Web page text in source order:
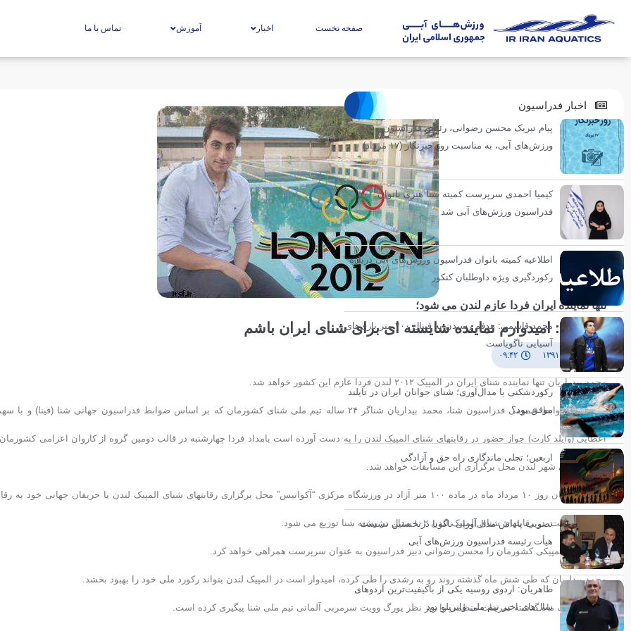
صفحه نخست اخبار آموزش تماس با ما
تنها نماینده ایران فردا عازم لندن می شود؛
بیداریان: امیدوارم نماینده شایسته ای برای شنای ایران باشم
۳ مرداد ۱۳۹۱ ۰۹:۴۲
محمد بیدراریان تنها نماینده شنای ایران در المپیک ٢۰١٢ لندن فردا عازم این کشور خواهد شد.
به گزارش روابط عمومی فدراسیون شنا، محمد بیداریان شناگر ٢۴ ساله تیم ملی شنای کشورمان که بر اساس ضوابط فدراسیون جهانی شنا (فینا) و با
اعطایی (وایلد کارت) جواز حضور در رقابتهای شنای المپیک لندن را به دست آورده است بامداد فردا چهارشنبه در قالب دومین گروه از کاروان اعزامی
المپیک راهی شهر لندن محل برگزاری این مسابقات خواهد شد.
محمد بیداریان روز ١۰ مرداد ماه در ماده ١۰۰ متر آزاد در ورزشگاه مرکزی “آکواتیس” محل برگزاری رقابتهای شنای المپیک لندن با حریفان جهانی خود به
خواهد پرداخت. در رقابتهای شنای المپیک لندن ١۰٢ مدال در رشته شنا توزیع می شود.
تنها شناگر المپیکی کشورمان را محسن رضوانی دبیر فدراسیون به عنوان سرپرست همراهی خواهد کرد.
محمد بیداریان که طی شش ماه گذشته روند رو به رشدی را طی کرده، امیدوار است در المپیک لندن بتواند رکورد ملی خود را بهبود بخشد.
وی ظرف یک ماه گذشته تمرینات منظمی را زیر نظر یورگ وویت سرمربی آلمانی تیم ملی شنا پیگیری کرده است.
اخبار فدراسیون
پیام تبریک محسن رضوانی، رئیس فدراسیون
ورزش‌های آبی، به مناسبت روز خبرنگار (۱۷ مرداد)
کیمیا احمدی سرپرست کمیته شنا هنری بانوان
فدراسیون ورزش‌های آبی شد
اطلاعیه کمیته بانوان فدراسیون ورزش‌های آبی درباره
رکوردگیری ویژه داوطلبان کنکور
محمد قاسمی: هدفم رسیدن به فینال ۴۰۰ متر بازی‌های
آسیایی ناگویاست
رکوردشکنی یا مدال‌آوری؛ شنای جوانان ایران در تایلند
موفق بود؟
اربعین؛ تجلی ماندگاری راه حق و آزادگی
تصویب پاداش مدال‌آوران ناگویا درنخستین نشست
هیأت رئیسه فدراسیون ورزش‌های آبی
طاهریان: اردوی روسیه یکی از باکیفیت‌ترین اردوهای
سال‌های اخیر تیم ملی واترپلو بود